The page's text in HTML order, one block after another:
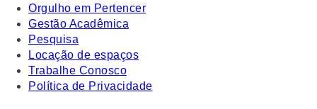
Orgulho em Pertencer
Gestão Acadêmica
Pesquisa
Locação de espaços
Trabalhe Conosco
Política de Privacidade